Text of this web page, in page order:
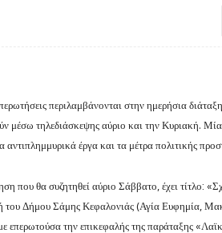
περιλαμβάνονται στην ημερήσια
μέσω τηλεδιάσκεψης αύριο και την Κυριακή.
αντιπλημμυρικά έργα και τα μέτρα πολιτικής
που θα συζητηθεί αύριο Σάββατο, έχει τίτλο:
του Δήμου Σάμης Κεφαλονιάς (Αγία Ευφημία,
επερωτούσα την επικεφαλής της παράταξης